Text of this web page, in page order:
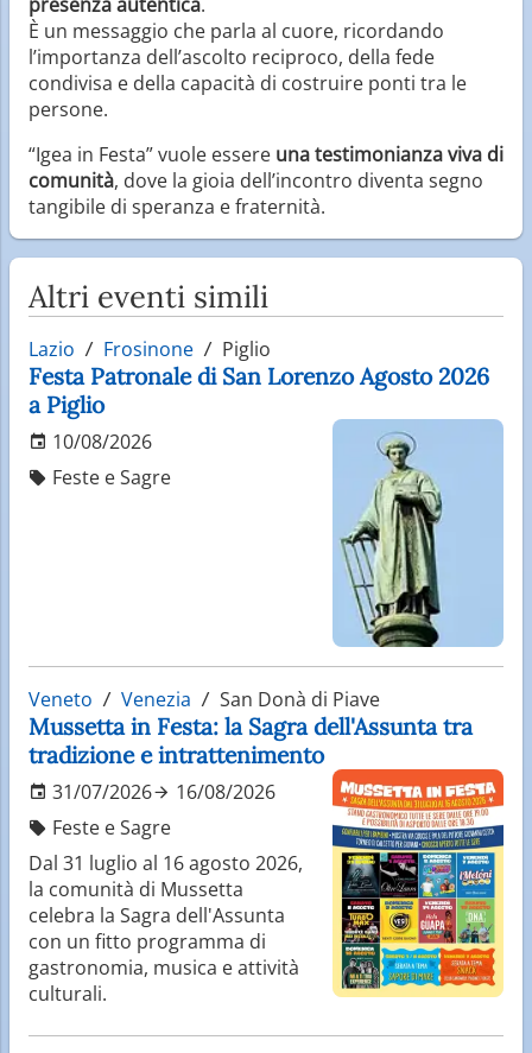
È un messaggio che parla al cuore, ricordando
l’importanza dell’ascolto reciproco, della fede
condivisa e della capacità di costruire ponti tra le
persone.
“Igea in Festa” vuole essere una testimonianza viva di
comunità, dove la gioia dell’incontro diventa segno
tangibile di speranza e fraternità.
Altri eventi simili
Lazio Frosinone Piglio
Festa Patronale di San Lorenzo Agosto 2026
a Piglio
10/08/2026
Feste e Sagre
Veneto Venezia San Donà di Piave
Mussetta in Festa: la Sagra dell'Assunta tra
tradizione e intrattenimento
31/07/2026
16/08/2026
Feste e Sagre
Dal 31 luglio al 16 agosto 2026,
la comunità di Mussetta
celebra la Sagra dell'Assunta
con un fitto programma di
gastronomia, musica e attività
culturali.